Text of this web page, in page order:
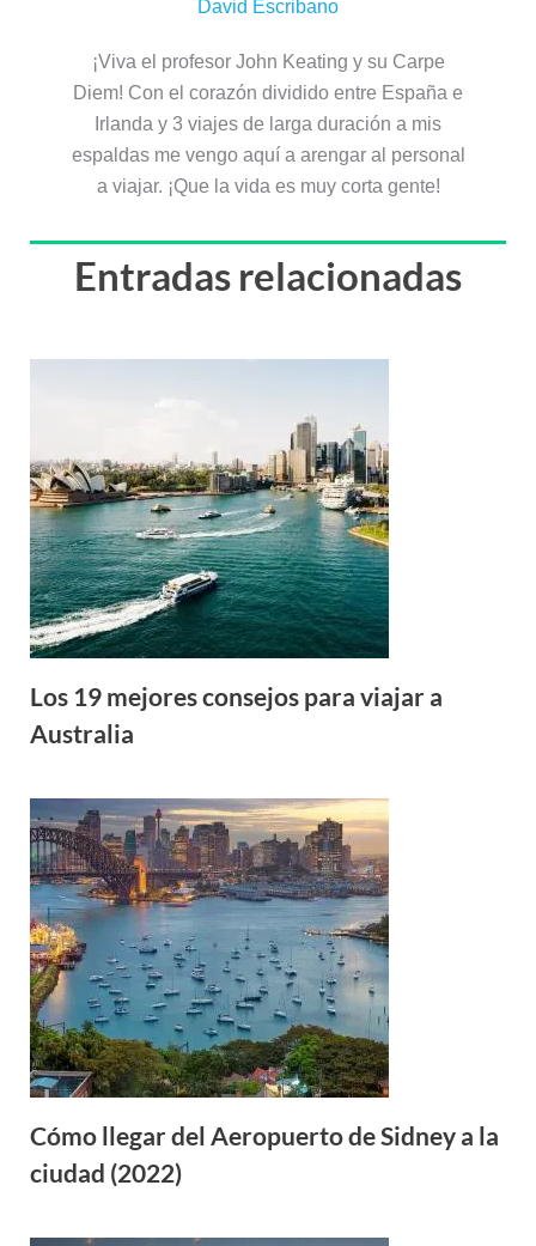
David Escribano
¡Viva el profesor John Keating y su Carpe
Diem! Con el corazón dividido entre España e
Irlanda y 3 viajes de larga duración a mis
espaldas me vengo aquí a arengar al personal
a viajar. ¡Que la vida es muy corta gente!
Entradas relacionadas
Los 19 mejores consejos para viajar a
Australia
Cómo llegar del Aeropuerto de Sidney a la
ciudad (2022)